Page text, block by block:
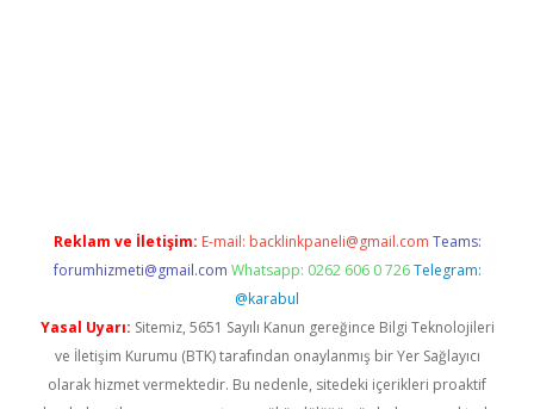
Reklam ve İletişim: E-mail: backlinkpaneli@gmail.com Teams:
forumhizmeti@gmail.com Whatsapp: 0262 606 0 726 Telegram:
@karabul
Yasal Uyarı: Sitemiz, 5651 Sayılı Kanun gereğince Bilgi Teknolojileri
ve İletişim Kurumu (BTK) tarafından onaylanmış bir Yer Sağlayıcı
olarak hizmet vermektedir. Bu nedenle, sitedeki içerikleri proaktif